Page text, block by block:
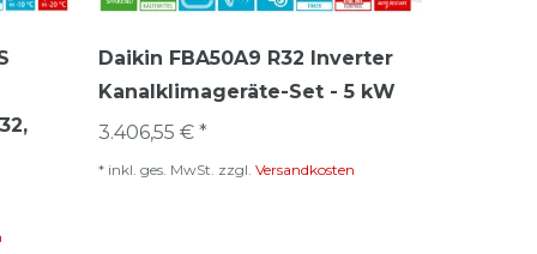
Daikin FBA50A9 R32 Inverter
Kanalklimageräte-Set - 5 kW
3.406,55 € *
* inkl. ges. MwSt. zzgl. Versandkosten